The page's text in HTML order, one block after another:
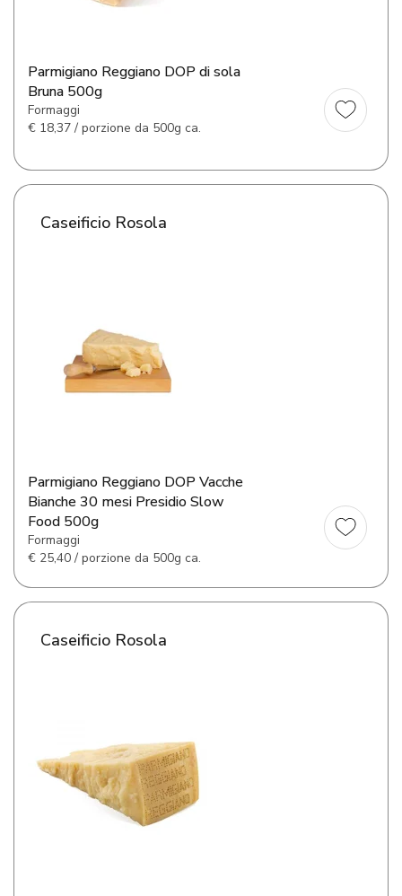
Parmigiano Reggiano DOP di sola
Bruna 500g
Formaggi
€ 18,37 / porzione da 500g ca.
Caseificio Rosola
Parmigiano Reggiano DOP Vacche
Bianche 30 mesi Presidio Slow
Food 500g
Formaggi
€ 25,40 / porzione da 500g ca.
Caseificio Rosola